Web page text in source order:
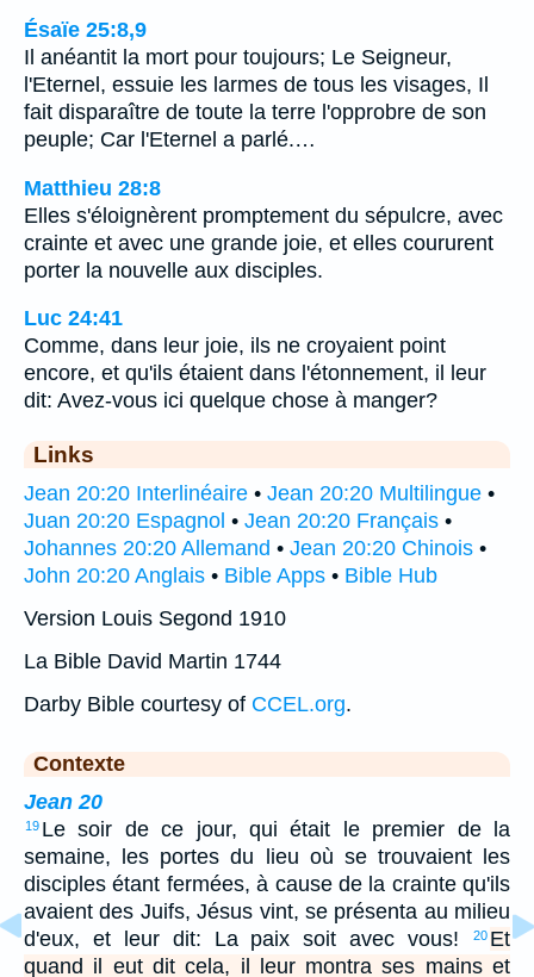
Ésaïe 25:8,9
Il anéantit la mort pour toujours; Le Seigneur,
l'Eternel, essuie les larmes de tous les visages, Il
fait disparaître de toute la terre l'opprobre de son
peuple; Car l'Eternel a parlé.…
Matthieu 28:8
Elles s'éloignèrent promptement du sépulcre, avec
crainte et avec une grande joie, et elles coururent
porter la nouvelle aux disciples.
Luc 24:41
Comme, dans leur joie, ils ne croyaient point
encore, et qu'ils étaient dans l'étonnement, il leur
dit: Avez-vous ici quelque chose à manger?
Links
Jean 20:20 Interlinéaire • Jean 20:20 Multilingue •
Juan 20:20 Espagnol • Jean 20:20 Français •
Johannes 20:20 Allemand • Jean 20:20 Chinois •
John 20:20 Anglais • Bible Apps • Bible Hub
Version Louis Segond 1910
La Bible David Martin 1744
Darby Bible courtesy of CCEL.org.
Contexte
Jean 20
19 Le soir de ce jour, qui était le premier de la
semaine, les portes du lieu où se trouvaient les
disciples étant fermées, à cause de la crainte qu'ils
avaient des Juifs, Jésus vint, se présenta au milieu
d'eux, et leur dit: La paix soit avec vous!
20 Et
quand il eut dit cela, il leur montra ses mains et